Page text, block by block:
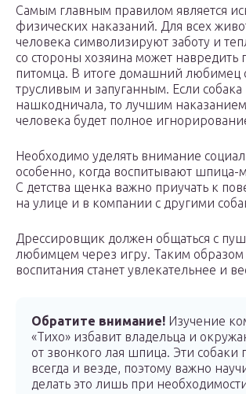
Самым главным правилом является
физических наказаний. Для всех
человека символизируют заботу и
со стороны хозяина может навредить
питомца. В итоге домашний любимец
трусливым и запуганным. Если собака
нашкодничала, то лучшим
человека будет полное
Необходимо уделять внимание
особенно, когда воспитывают шпица-
С детства щенка важно приучать к
на улице и в компании с другими
Дрессировщик должен общаться с
любимцем через игру. Таким образом
воспитания станет увлекательнее и
Обратите внимание! Изучение
«Тихо» избавит владельца и
от звонкого лая шпица. Эти собаки
всегда и везде, поэтому важно
делать это лишь при